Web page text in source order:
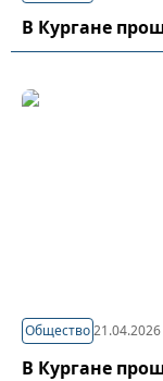
В Кургане
Общество21.04.2026
В Кургане